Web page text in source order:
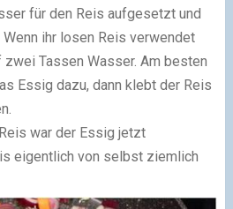
für den Reis aufgesetzt und
ihr losen Reis verwendet
Tassen Wasser. Am besten
Essig dazu, dann klebt der Reis
war der Essig jetzt
eigentlich von selbst ziemlich